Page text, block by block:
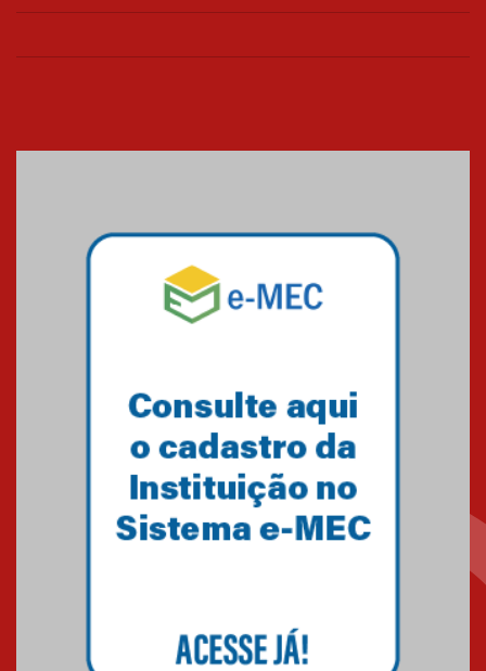
Colégio Presbiteriano
os funcionários
07.11.2024
Equipe de saltos ornamentais
do Mackenzie Brasília
Gravação do projeto “Mais de
31 mil vozes com a Palavra” é
realizado no Colégio
Mackenzie Brasília
25.10.2024
Brasília conquistam medalhas
em importantes competições
de Matemática